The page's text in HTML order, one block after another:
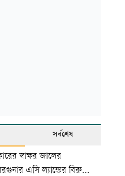
সর্বশেষ
স্বাক্ষর জালের
এসি ল্যান্ডের বিরুদ্ধে